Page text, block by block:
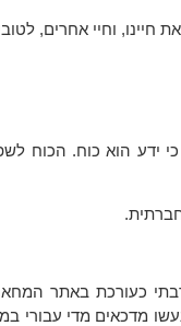
חיינו, וחיי אחרים,
ידע הוא כוח. הכוח
מדכאים מדי